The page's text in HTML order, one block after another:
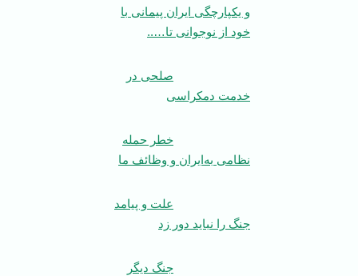
و یکپارچگی ایران پیمانی با
خود از نوجوانی تا…..
صلحی در
خدمت دمکراسی
خطر حمله
نظامی ‌به‌ایران و وظائف ما
علت و پیامد
جنگ را نباید دور زد
جنگ دیگر